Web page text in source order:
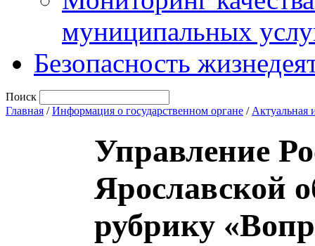
муниципальных
Безопасность
Поиск
Главная /Информация о государственном органе / Актуальная
Управление
Ярославской
рубрику